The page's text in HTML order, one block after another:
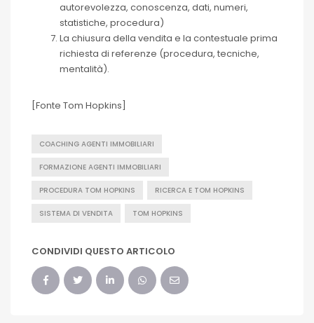
autorevolezza, conoscenza, dati, numeri,
statistiche, procedura)
La chiusura della vendita e la contestuale prima
richiesta di referenze (procedura, tecniche,
mentalità).
[Fonte Tom Hopkins]
COACHING AGENTI IMMOBILIARI
FORMAZIONE AGENTI IMMOBILIARI
PROCEDURA TOM HOPKINS RICERCA E TOM HOPKINS
SISTEMA DI VENDITA TOM HOPKINS
CONDIVIDI QUESTO ARTICOLO